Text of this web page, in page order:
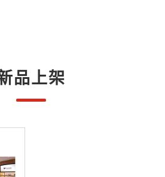
品上架